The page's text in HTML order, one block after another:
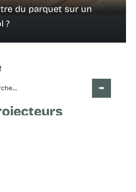
du parquet sur un
?